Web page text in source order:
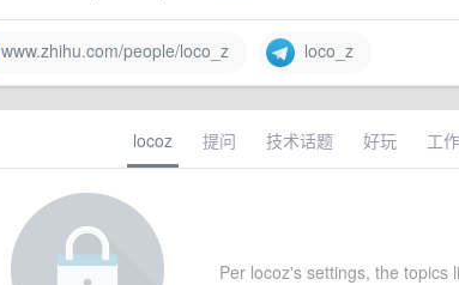
www.zhihu.com/people/loco_z loco_z
locoz 提问 技术话题 好玩 工
Per locoz's settings, the topics